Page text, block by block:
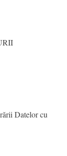
Datelor cu